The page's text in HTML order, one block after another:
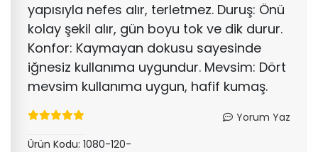
yapısıyla nefes alır, terletmez. Duruş: Önü
kolay şekil alır, gün boyu tok ve dik durur.
Konfor: Kaymayan dokusu sayesinde
iğnesiz kullanıma uygundur. Mevsim: Dört
mevsim kullanıma uygun, hafif kumaş.
Yorum Yaz
Ürün Kodu: 1080-120-